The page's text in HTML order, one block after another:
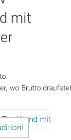
mit
wo Brutto
Abend mit